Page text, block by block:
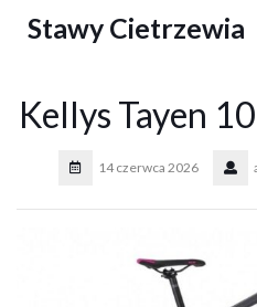
Stawy Cietrzewia
Kellys Tayen
14 czerwca 2026